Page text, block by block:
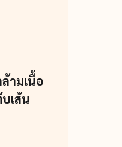
ามเนื้อ
เส้น